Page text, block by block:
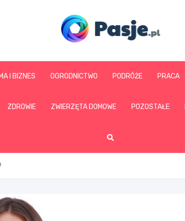
www.pasje.pl
I BIZNES OGRODNICTWO PODRÓŻE PRACA
ZDROWIE ZWIERZĘTA DOMOWE POZOSTAŁE